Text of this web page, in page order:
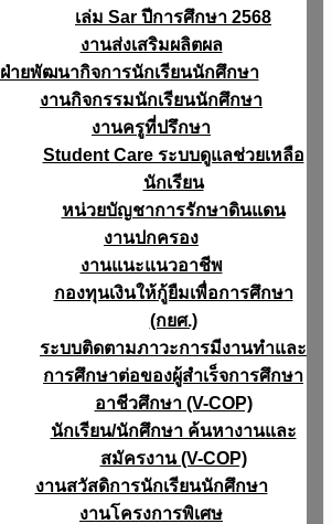
เล่ม Sar ปีการศึกษา 2568
งานส่งเสริมผลิตผล
ฝ่ายพัฒนากิจการนักเรียนนักศึกษา
งานกิจกรรมนักเรียนนักศึกษา
งานครูที่ปรึกษา
Student Care ระบบดูแลช่วยเหลือ
นักเรียน
หน่วยบัญชาการรักษาดินแดน
งานปกครอง
งานแนะแนวอาชีพ
กองทุนเงินให้กู้ยืมเพื่อการศึกษา
(กยศ.)
ระบบติดตามภาวะการมีงานทำและ
การศึกษาต่อของผู้สำเร็จการศึกษา
อาชีวศึกษา (V-COP)
นักเรียน/นักศึกษา ค้นหางานและ
สมัครงาน (V-COP)
งานสวัสดิการนักเรียนนักศึกษา
งานโครงการพิเศษ